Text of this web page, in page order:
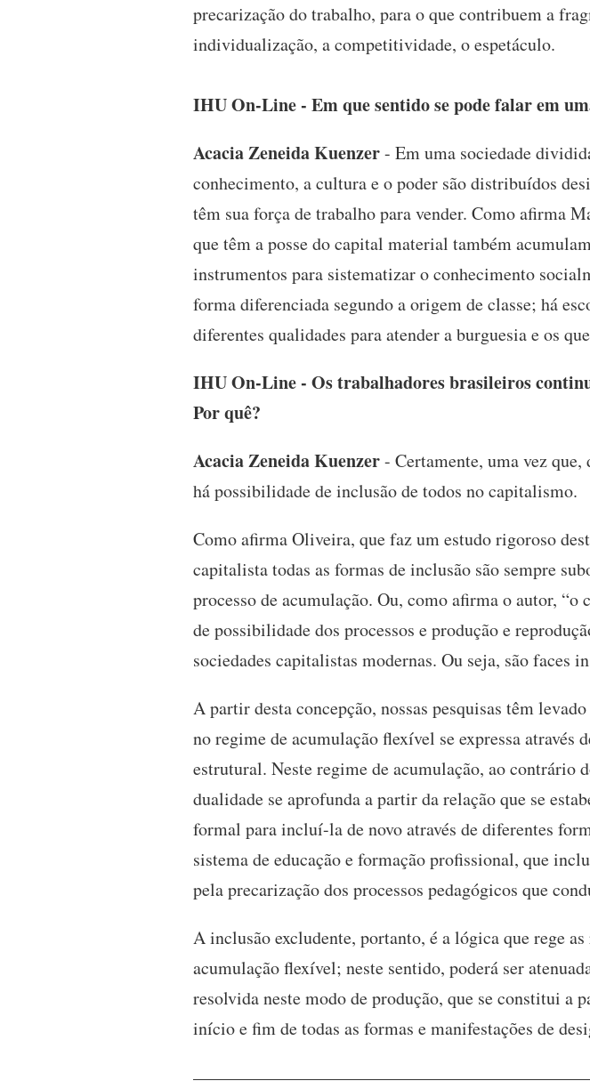
precarização do trabalho, para o que contribuem a
individualização, a competitividade, o espetáculo.
IHU On-Line - Em que sentido se pode falar em
Acacia Zeneida Kuenzer- Em uma sociedade
conhecimento, a cultura e o poder são distribuídos
têm sua força de trabalho para vender. Como afirma
que têm a posse do capital material também
instrumentos para sistematizar o conhecimento
forma diferenciada segundo a origem de classe; há
diferentes qualidades para atender a burguesia e os
IHU On-Line - Os trabalhadores brasileiros
Por quê?
Acacia Zeneida Kuenzer- Certamente, uma vez
há possibilidade de inclusão de todos no capitalismo.
Como afirma Oliveira, que faz um estudo rigoroso
capitalista todas as formas de inclusão são sempre
processo de acumulação. Ou, como afirma o autor,
de possibilidade dos processos e produção e
sociedades capitalistas modernas. Ou seja, são faces
A partir desta concepção, nossas pesquisas têm
no regime de acumulação flexível se expressa
estrutural. Neste regime de acumulação, ao contrário
dualidade se aprofunda a partir da relação que se
formal para incluí-la de novo através de diferentes
sistema de educação e formação profissional, que
pela precarização dos processos pedagógicos que
A inclusão excludente, portanto, é a lógica que rege
acumulação flexível; neste sentido, poderá ser
resolvida neste modo de produção, que se constitui a
início e fim de todas as formas e manifestações de